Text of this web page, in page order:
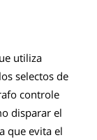
utiliza
selectos de
controle
disparar el
que evita el